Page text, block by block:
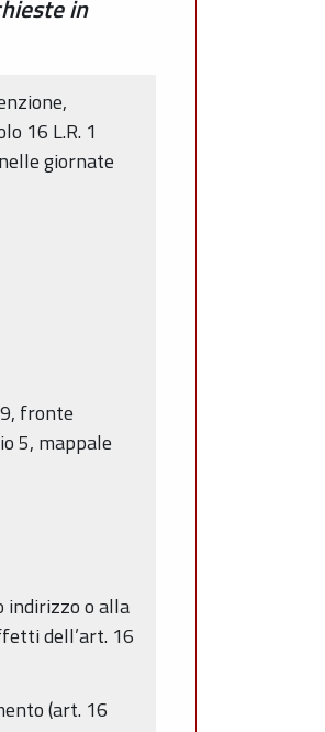
in
16 L.R. 1
giornate
fronte
5, mappale
indirizzo o alla
dell’art. 16
(art. 16